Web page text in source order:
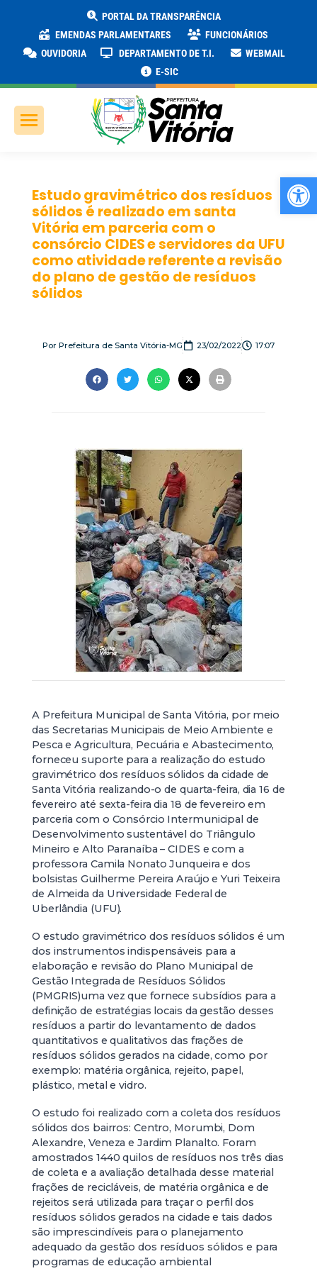
PORTAL DA TRANSPARÊNCIA
EMENDAS PARLAMENTARES
FUNCIONÁRIOS
OUVIDORIA
DEPARTAMENTO DE T.I.
WEBMAIL
E-SIC
Estudo gravimétrico dos resíduos
sólidos é realizado em santa
Vitória em parceria com o
consórcio CIDES e servidores da UFU
como atividade referente a revisão
do plano de gestão de resíduos
sólidos
Por Prefeitura de Santa Vitória-MG 23/02/2022 17:07
A Prefeitura Municipal de Santa Vitória, por meio
das Secretarias Municipais de Meio Ambiente e
Pesca e Agricultura, Pecuária e Abastecimento,
forneceu suporte para a realização do estudo
gravimétrico dos resíduos sólidos da cidade de
Santa Vitória realizando-o de quarta-feira, dia 16 de
fevereiro até sexta-feira dia 18 de fevereiro em
parceria com o Consórcio Intermunicipal de
Desenvolvimento sustentável do Triângulo
Mineiro e Alto Paranaíba – CIDES e com a
professora Camila Nonato Junqueira e dos
bolsistas Guilherme Pereira Araújo e Yuri Teixeira
de Almeida da Universidade Federal de
Uberlândia (UFU).
O estudo gravimétrico dos resíduos sólidos é um
dos instrumentos indispensáveis para a
elaboração e revisão do Plano Municipal de
Gestão Integrada de Resíduos Sólidos
(PMGRIS)uma vez que fornece subsídios para a
definição de estratégias locais da gestão desses
resíduos a partir do levantamento de dados
quantitativos e qualitativos das frações de
resíduos sólidos gerados na cidade, como por
exemplo: matéria orgânica, rejeito, papel,
plástico, metal e vidro.
O estudo foi realizado com a coleta dos resíduos
sólidos dos bairros: Centro, Morumbi, Dom
Alexandre, Veneza e Jardim Planalto. Foram
amostrados 1440 quilos de resíduos nos três dias
de coleta e a avaliação detalhada desse material
frações de recicláveis, de matéria orgânica e de
rejeitos será utilizada para traçar o perfil dos
resíduos sólidos gerados na cidade e tais dados
são imprescindíveis para o planejamento
adequado da gestão dos resíduos sólidos e para
programas de educação ambiental